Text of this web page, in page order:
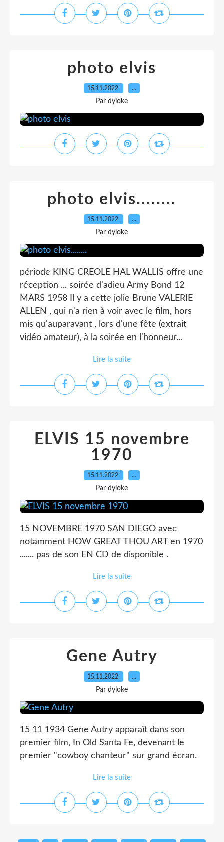
photo elvis
15.11.2022 …
Par dyloke
photo elvis........
15.11.2022 …
Par dyloke
période KING CREOLE HAL WALLIS offre une
réception ... soirée d'adieu Army Bond 12
MARS 1958 Il y a cette jolie Brune VALERIE
ALLEN , qui n'a rien à voir avec le film, hors
mis qu'auparavant , lors d'une fête (extrait
vidéo amateur), à la soirée en l'honneur...
Lire la suite
ELVIS 15 novembre
1970
15.11.2022 …
Par dyloke
15 NOVEMBRE 1970 SAN DIEGO avec
notamment HOW GREAT THOU ART en 1970
....... pas de son EN CD de disponible .
Lire la suite
Gene Autry
15.11.2022 …
Par dyloke
15 11 1934 Gene Autry apparaît dans son
premier film, In Old Santa Fe, devenant le
premier "cowboy chanteur" sur grand écran.
Lire la suite